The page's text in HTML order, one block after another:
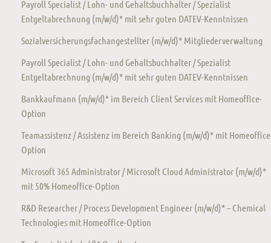
Payroll Specialist / Lohn- und Gehaltsbuchhalter / Spezialist
Entgeltabrechnung (m/w/d)* mit sehr guten DATEV-Kenntnissen
Sozialversicherungsfachangestellter (m/w/d)* Mitgliederverwaltung
Payroll Specialist / Lohn- und Gehaltsbuchhalter / Spezialist
Entgeltabrechnung (m/w/d)* mit sehr guten DATEV-Kenntnissen
Bankkaufmann (m/w/d)* im Bereich Client Services mit Homeoffice-
Option
Teamassistenz / Assistenz im Bereich Banking (m/w/d)* mit
Option
Microsoft 365 Administrator / Microsoft Cloud Administrator (m/w/d)*
mit 50% Homeoffice-Option
R&D Researcher / Process Development Engineer (m/w/d)* – Chemical
Technologies mit Homeoffice-Option